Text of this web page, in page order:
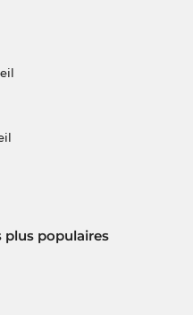
plus populaires